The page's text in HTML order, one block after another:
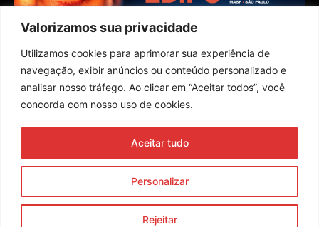
Valorizamos sua privacidade
Utilizamos cookies para aprimorar sua experiência de
navegação, exibir anúncios ou conteúdo personalizado e
analisar nosso tráfego. Ao clicar em “Aceitar todos”, você
concorda com nosso uso de cookies.
Personalizar
Rejeitar
Aceitar tudo
Assine nossa newsletter
Enviar